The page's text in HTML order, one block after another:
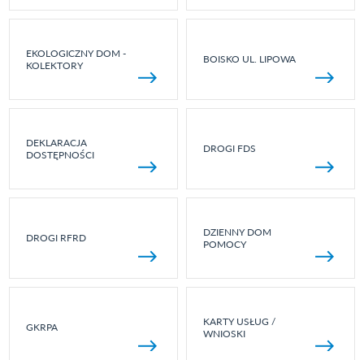
EKOLOGICZNY DOM -
KOLEKTORY
BOISKO UL. LIPOWA
DEKLARACJA
DOSTĘPNOŚCI
DROGI FDS
DROGI RFRD
DZIENNY DOM
POMOCY
GKRPA
KARTY USŁUG /
WNIOSKI